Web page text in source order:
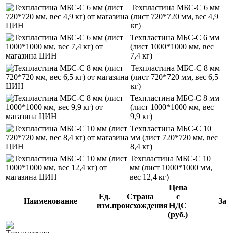
Техпластина МБС-C 6 мм
(лист 720*720 мм, вес 4,9
кг)
Техпластина МБС-C 6 мм
(лист 1000*1000 мм, вес
7,4 кг)
Техпластина МБС-C 8 мм
(лист 720*720 мм, вес 6,5
кг)
Техпластина МБС-C 8 мм
(лист 1000*1000 мм, вес
9,9 кг)
Техпластина МБС-C 10
мм (лист 720*720 мм, вес
8,4 кг)
Техпластина МБС-C 10
мм (лист 1000*1000 мм,
вес 12,4 кг)
Наименование
Ед.
изм.
Страна
происхождения
Цена
с
НДС
(руб.)